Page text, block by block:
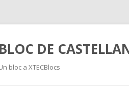
BLOC DE
bloc a XTECBlocs